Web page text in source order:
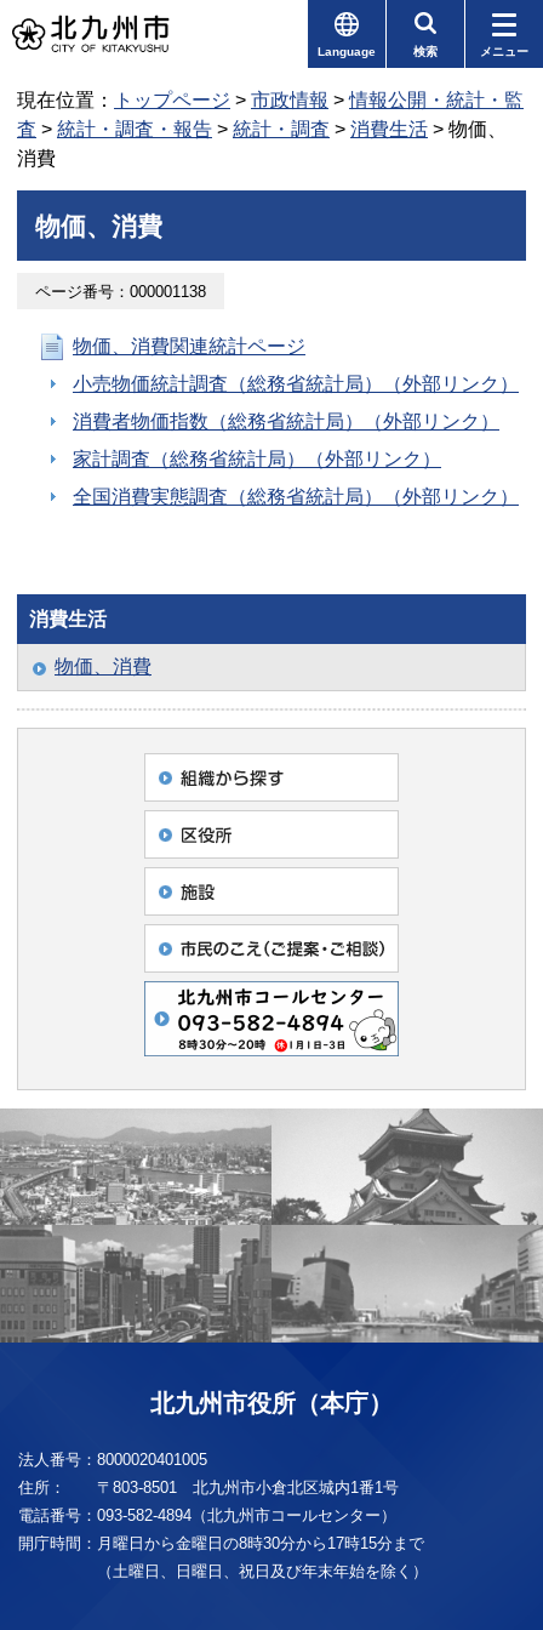
Language 検索 メニュー
現在位置： トップページ > 市政情報 >情報公開・統計・監
査 > 統計・調査・報告 > 統計・調査 > 消費生活 > 物価、
消費
物価、消費
ページ番号：000001138
物価、消費関連統計ページ
小売物価統計調査（総務省統計局）（外部リンク）
消費者物価指数（総務省統計局）（外部リンク）
家計調査（総務省統計局）（外部リンク）
全国消費実態調査（総務省統計局）（外部リンク）
消費生活
物価、消費
北九州市役所（本庁）
法人番号： 8000020401005
住所：
〒803-8501 北九州市小倉北区城内1番1号
電話番号： 093-582-4894（北九州市コールセンター）
開庁時間： 月曜日から金曜日の8時30分から17時15分まで
（土曜日、日曜日、祝日及び年末年始を除く）